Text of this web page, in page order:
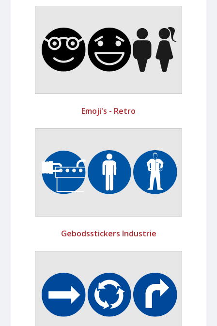
Emoji's - Retro
Gebodsstickers Industrie